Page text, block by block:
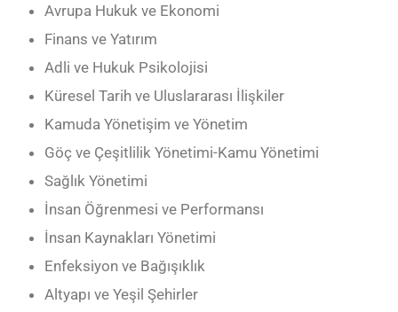
Avrupa Hukuk ve Ekonomi
Finans ve Yatırım
Adli ve Hukuk Psikolojisi
Küresel Tarih ve Uluslararası İlişkiler
Kamuda Yönetişim ve Yönetim
Göç ve Çeşitlilik Yönetimi-Kamu Yönetimi
Sağlık Yönetimi
İnsan Öğrenmesi ve Performansı
İnsan Kaynakları Yönetimi
Enfeksiyon ve Bağışıklık
Altyapı ve Yeşil Şehirler